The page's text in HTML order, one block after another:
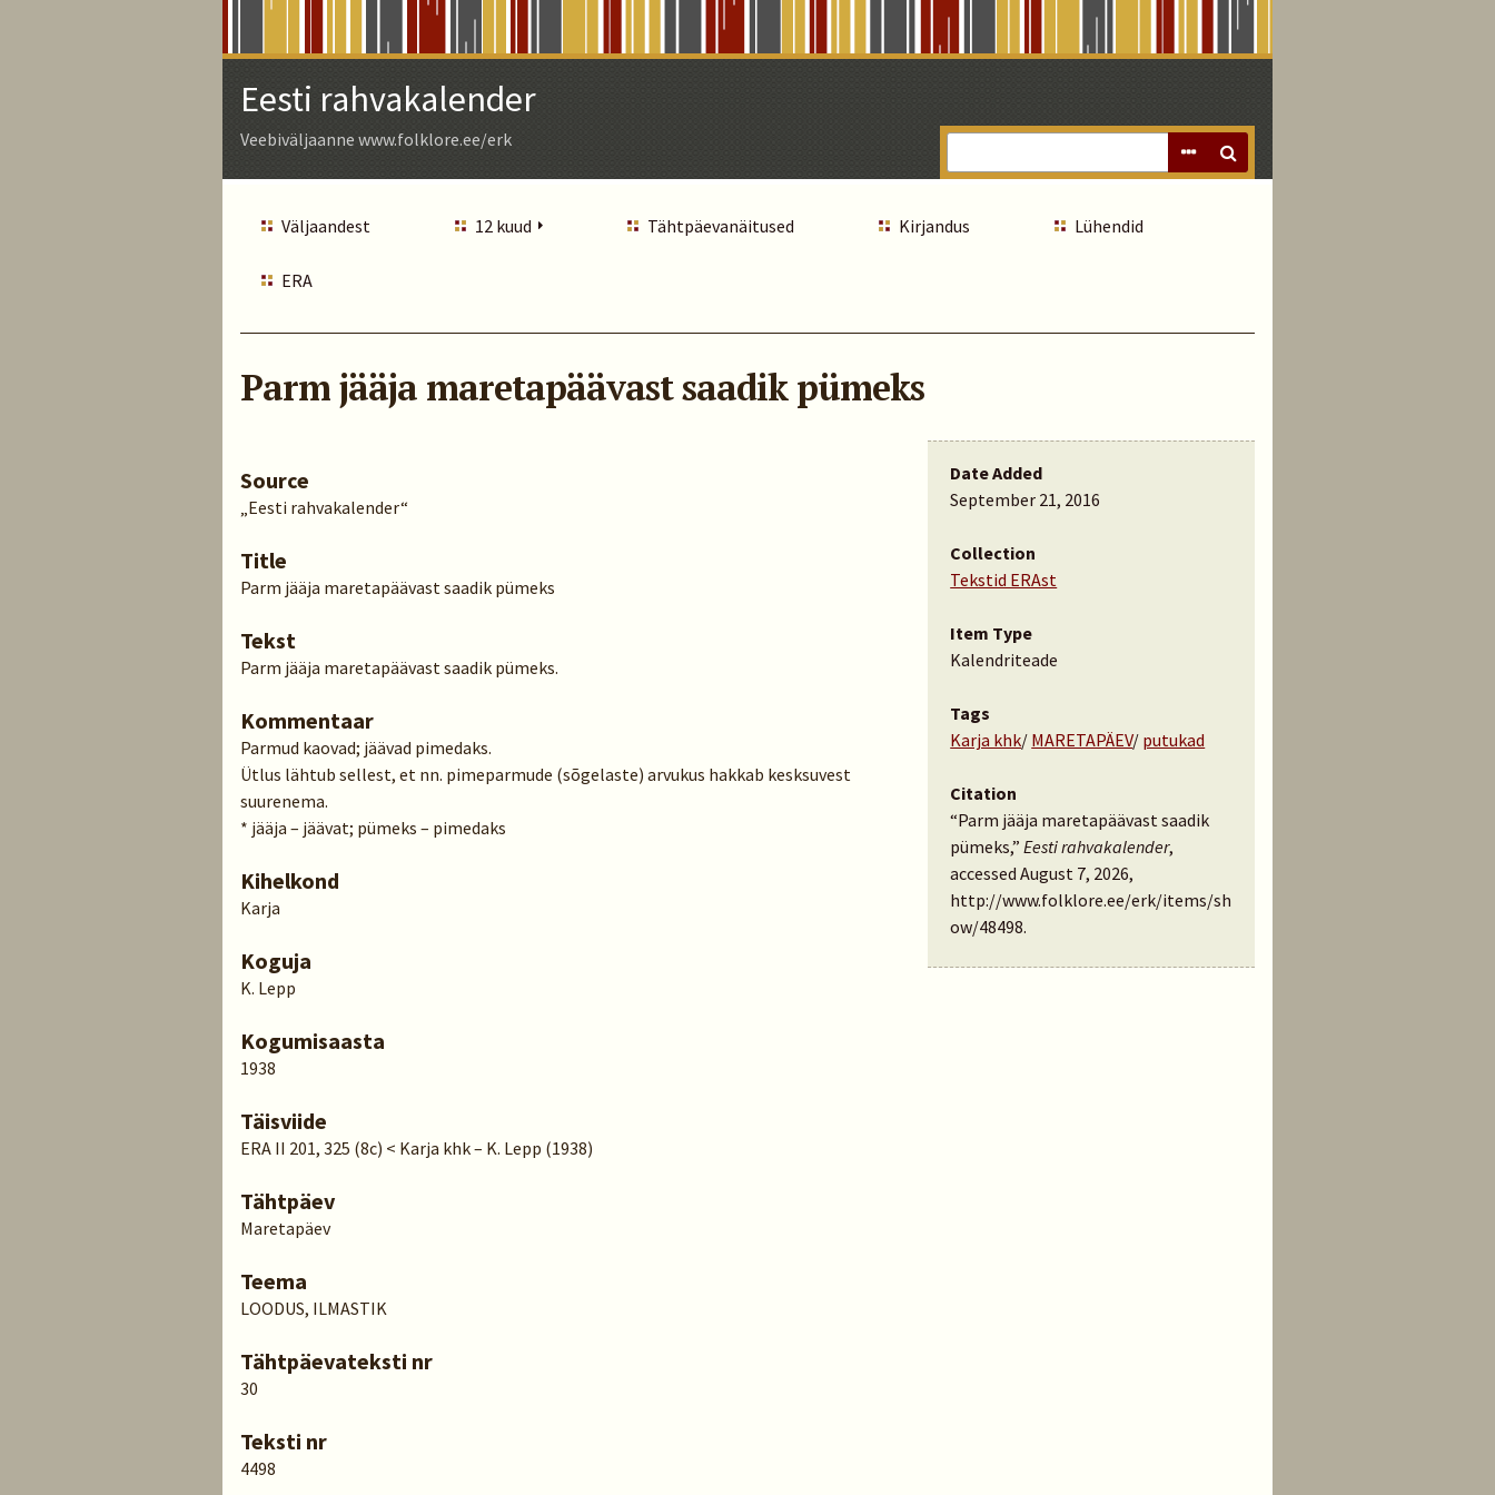
Eesti rahvakalender
Veebiväljaanne www.folklore.ee/erk
Väljaandest 12 kuud Tähtpäevanäitused Kirjandus Lühendid
ERA
Parm jääja maretapäävast saadik pümeks
Source
„Eesti rahvakalender“
Title
Parm jääja maretapäävast saadik pümeks
Tekst
Parm jääja maretapäävast saadik pümeks.
Kommentaar
Parmud kaovad; jäävad pimedaks.
Ütlus lähtub sellest, et nn. pimeparmude (sõgelaste) arvukus hakkab kesksuvest
suurenema.
* jääja – jäävat; pümeks – pimedaks
Kihelkond
Karja
Koguja
K. Lepp
Kogumisaasta
1938
Täisviide
ERA II 201, 325 (8c) < Karja khk – K. Lepp (1938)
Tähtpäev
Maretapäev
Teema
LOODUS, ILMASTIK
Tähtpäevateksti nr
30
Teksti nr
4498
Date Added
September 21, 2016
Collection
Tekstid ERAst
Item Type
Kalendriteade
Tags
Karja khk/ MARETAPÄEV/ putukad
Citation
“Parm jääja maretapäävast saadik
pümeks,”Eesti rahvakalender,
accessed August 7, 2026,
http://www.folklore.ee/erk/items/sh
ow/48498.